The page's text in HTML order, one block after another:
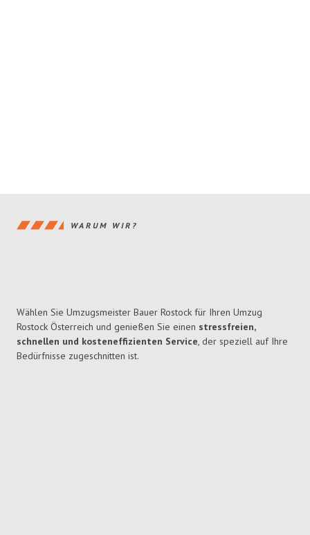
WARUM WIR?
Wählen Sie Umzugsmeister Bauer Rostock für Ihren Umzug
Rostock Österreich und genießen Sie einen stressfreien,
schnellen und kosteneffizienten Service, der speziell auf Ihre
Bedürfnisse zugeschnitten ist.